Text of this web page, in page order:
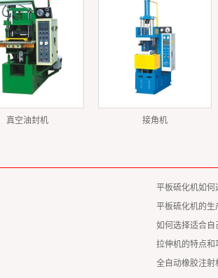
真空油封机 接角机
平板硫化机如何
平板硫化机的生
如何选择适合自
拉伸机的特点和
全自动橡胶注射